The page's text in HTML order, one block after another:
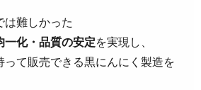
は難しかった
一化・品質の安定を実現し、
って販売できる黒にんにく製造を